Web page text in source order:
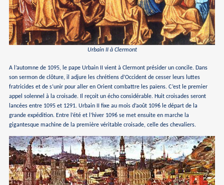
Urbain II à Clermont
A l’automne de 1095, le pape Urbain II vient à Clermont présider un concile. Dans
son sermon de clôture, il adjure les chrétiens d’Occident de cesser leurs luttes
fratricides et de s’unir pour aller en Orient combattre les païens. C’est le premier
appel solennel à la croisade. Il reçoit un écho considérable. Huit croisades seront
lancées entre 1095 et 1291. Urbain II fixe au mois d’août 1096 le départ de la
grande expédition. Entre l’été et l’hiver 1096 se met ensuite en marche la
gigantesque machine de la première véritable croisade, celle des chevaliers.